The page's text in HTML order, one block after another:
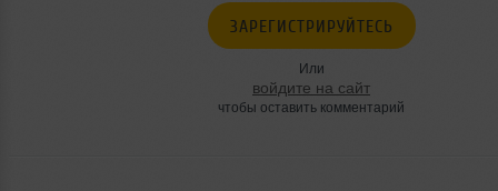
ЗАРЕГИСТРИРУЙТЕСЬ
Или
войдите на сайт
чтобы оставить комментарий